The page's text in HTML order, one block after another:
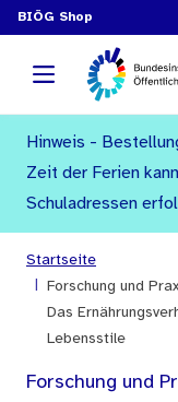
BIÖG Shop
Hinweis -
Zeit der Ferien
Schuladressen
Startseite
Forschung und
Das
Lebensstile
Forschung und